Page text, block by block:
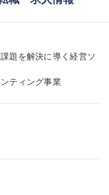
題を解決に導く経営ソ
ティング事業